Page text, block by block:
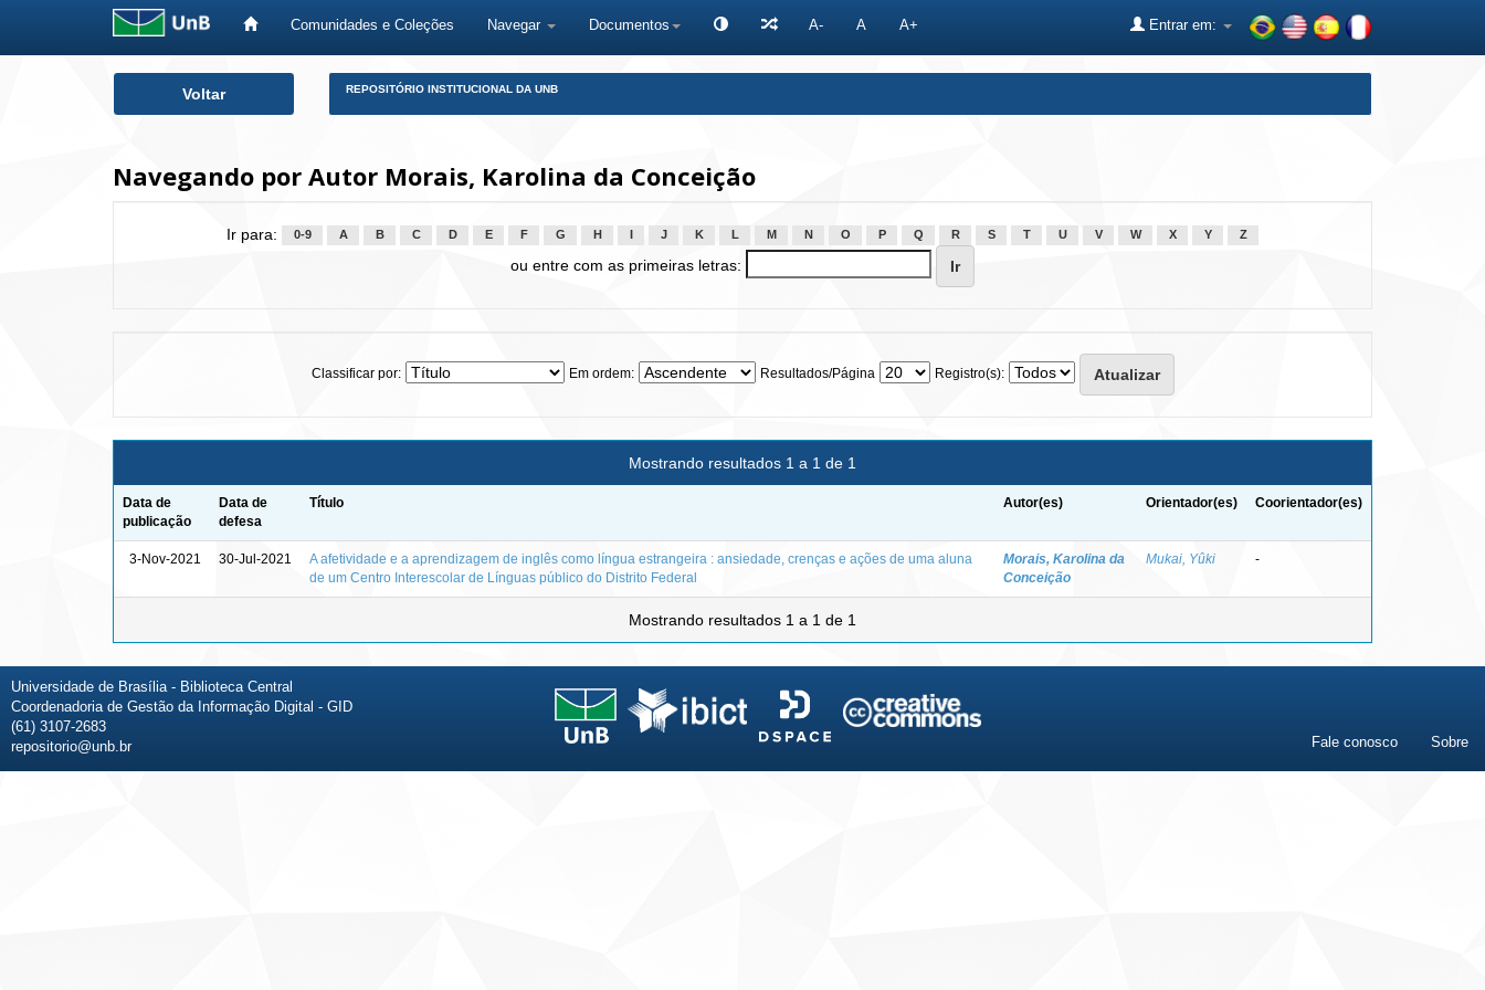
Comunidades e Coleções Navegar Documentos A- A A+ Entrar em:
Voltar REPOSITÓRIO INSTITUCIONAL DA UNB
Navegando por Autor Morais, Karolina da Conceição
Ir para: 0-9 A B C D E F G H J K L M N O P Q R S T U V W X Y Z
ou entre com as primeiras letras:
Classificar por: Em ordem: Resultados/Página Registro(s):
Mostrando resultados 1 a 1 de 1
Data de
publicação
Data de
defesa
Título Autor(es) Orientador(es) Coorientador(es)
3-Nov-2021 30-Jul-2021
A afetividade e a aprendizagem de inglês como língua estrangeira : ansiedade, crenças e ações de uma aluna
de um Centro Interescolar de Línguas público do Distrito Federal
Morais, Karolina da
Conceição
Mukai, Yûki -
Mostrando resultados 1 a 1 de 1
Universidade de Brasília - Biblioteca Central
Coordenadoria de Gestão da Informação Digital - GID
(61) 3107-2683
repositorio@unb.br
Fale conosco Sobre